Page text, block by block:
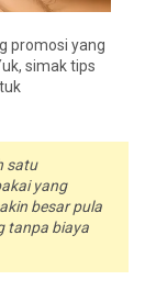
promosi yang
simak tips
satu
yang
besar pula
tanpa biaya